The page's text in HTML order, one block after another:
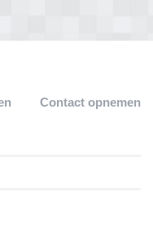
Contact opnemen